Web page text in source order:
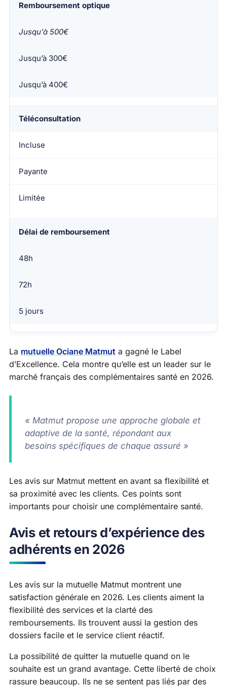
Remboursement optique
Jusqu’à 500€
Jusqu’à 300€
Jusqu’à 400€
Téléconsultation
Incluse
Payante
Limitée
Délai de remboursement
48h
72h
5 jours
La mutuelle Ociane Matmut a gagné le Label
d’Excellence. Cela montre qu’elle est un leader sur le
marché français des complémentaires santé en 2026.
« Matmut propose une approche globale et
adaptive de la santé, répondant aux
besoins spécifiques de chaque assuré »
Les avis sur Matmut mettent en avant sa flexibilité et
sa proximité avec les clients. Ces points sont
importants pour choisir une complémentaire santé.
Avis et retours d’expérience des
adhérents en 2026
Les avis sur la mutuelle Matmut montrent une
satisfaction générale en 2026. Les clients aiment la
flexibilité des services et la clarté des
remboursements. Ils trouvent aussi la gestion des
dossiers facile et le service client réactif.
La possibilité de quitter la mutuelle quand on le
souhaite est un grand avantage. Cette liberté de choix
rassure beaucoup. Ils ne se sentent pas liés par des